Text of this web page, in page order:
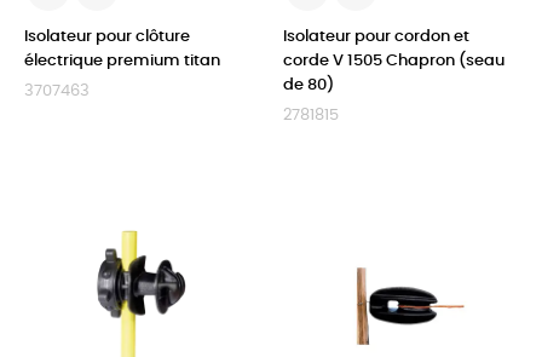
Isolateur pour clôture
électrique premium titan
3707463
Isolateur pour cordon et
corde V 1505 Chapron (seau
de 80)
2781815